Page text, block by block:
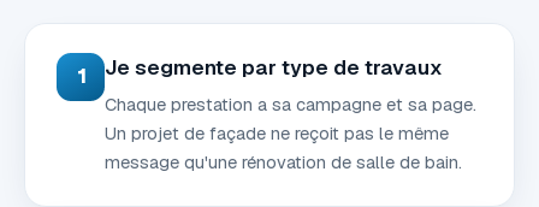
1 Je segmente par type de travaux
Chaque prestation a sa campagne et sa page.
Un projet de façade ne reçoit pas le même
message qu'une rénovation de salle de bain.